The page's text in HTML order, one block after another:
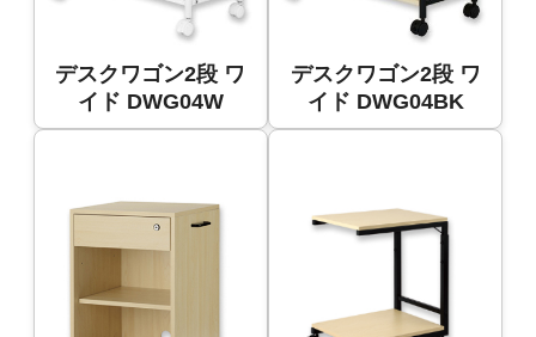
デスクワゴン2段 ワ
イド DWG04W
デスクワゴン2段 ワ
イド DWG04BK